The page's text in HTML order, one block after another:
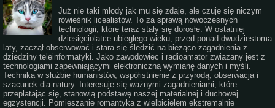
Już nie taki młody jak mu się zdaje, ale czuje się niczym
rówieśnik licealistów. To za sprawą nowoczesnych
technologii, które teraz stały się dorosłe. W ostatniej
dziesięciolatce ubiegłego wieku, przed ponad dwudziestoma
laty, zaczął obserwować i stara się śledzić na bieżąco zagadnienia z
dziedziny teleinformatyki. Jako zawodowiec i radioamator związany jest z
technologiami zapewniającymi elektroniczną wymianę danych i myśli.
Technika w służbie humanistów, współistnienie z przyrodą, obserwacja i
szacunek dla natury. Interesuje się ważnymi zagadnieniami, które
przeplatając się, stanowią podstawę naszej materialnej i duchowej
egzystencji. Pomieszanie romantyka z wielbicielem ekstremalnie